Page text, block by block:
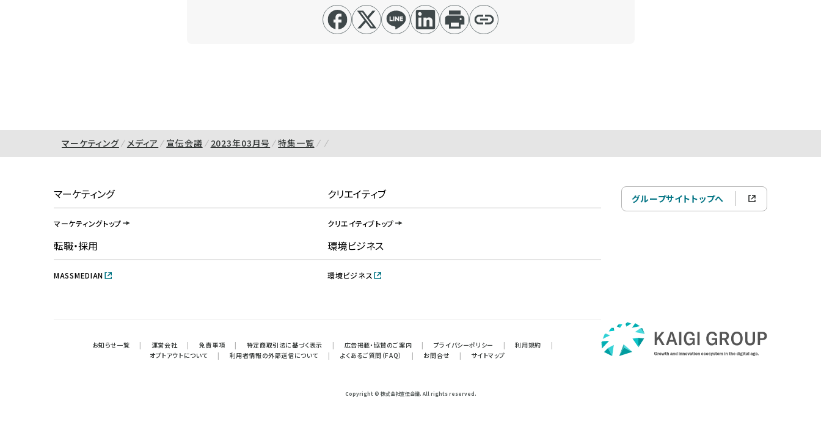
マーケティング メディア 宣伝会議 2023年03月号 特集一覧
マーケティング
マーケティングトップ
クリエイティブ
クリエイティブトップ
転職・採用
MASSMEDIAN
環境ビジネス
環境ビジネス
お知らせ一覧 | 運営会社 | 免責事項 | 特定商取引法に基づく表示 | 広告掲載・協賛のご案内 | プライバシーポリシー | 利用規約
|
オプトアウトについて
| 利用者情報の外部送信について | よくあるご質問（FAQ） | お問合せ | サイトマップ
グループサイトトップへ
Copyright © 株式会社宣伝会議. All rights reserved.